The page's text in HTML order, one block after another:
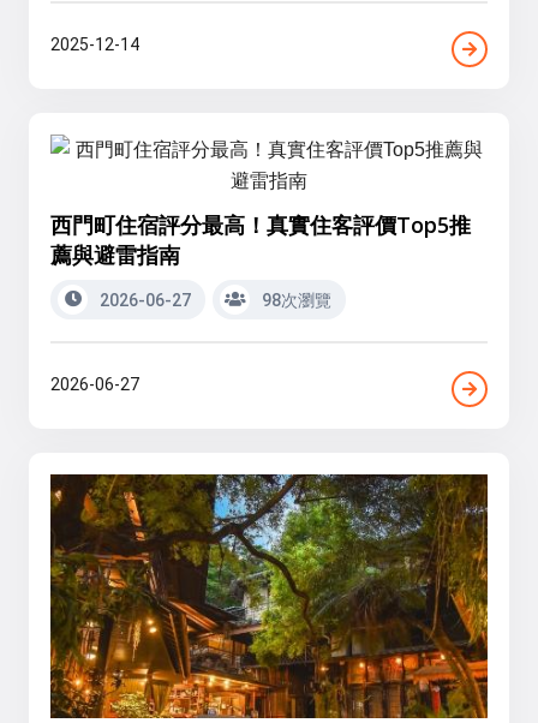
2025-12-14
西門町住宿評分最高！真實住客評價Top5推
薦與避雷指南
2026-06-27 98次瀏覽
2026-06-27